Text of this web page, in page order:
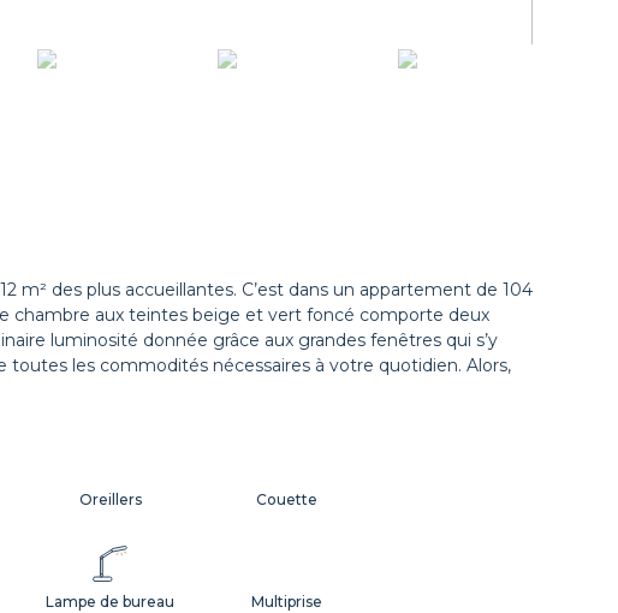
m² des plus accueillantes. C’est dans un appartement de 104
chambre aux teintes beige et vert foncé comporte deux
luminosité donnée grâce aux grandes fenêtres qui s’y
les commodités nécessaires à votre quotidien. Alors,
Lampe de bureau Multiprise
Oreillers Couette